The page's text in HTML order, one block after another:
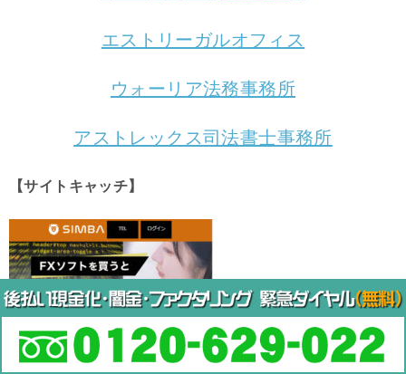
エストリーガルオフィス
ウォーリア法務事務所
アストレックス司法書士事務所
【サイトキャッチ】